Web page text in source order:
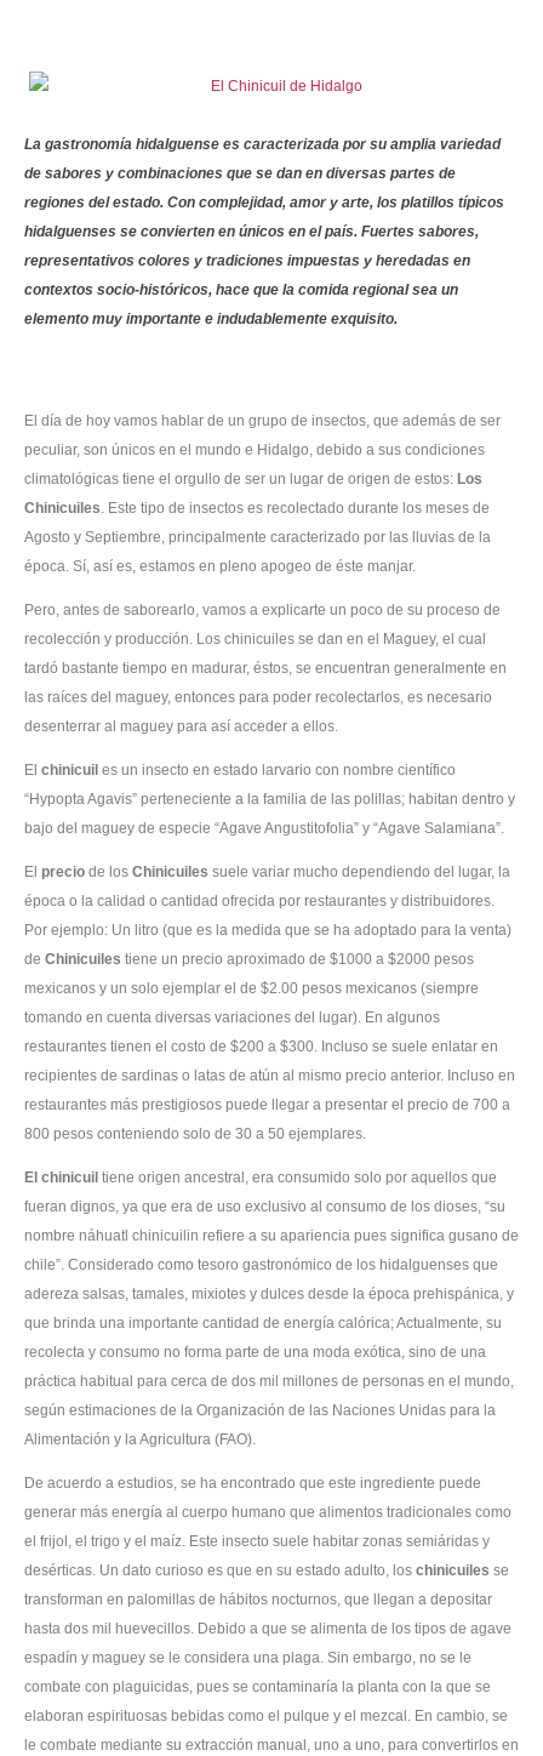
La gastronomía hidalguense es caracterizada por su amplia variedad
de sabores y combinaciones que se dan en diversas partes de
regiones del estado. Con complejidad, amor y arte, los platillos típicos
hidalguenses se convierten en únicos en el país. Fuertes sabores,
representativos colores y tradiciones impuestas y heredadas en
contextos socio-históricos, hace que la comida regional sea un
elemento muy importante e indudablemente exquisito.
El día de hoy vamos hablar de un grupo de insectos, que además de ser
peculiar, son únicos en el mundo e Hidalgo, debido a sus condiciones
climatológicas tiene el orgullo de ser un lugar de origen de estos: Los
Chinicuiles. Este tipo de insectos es recolectado durante los meses de
Agosto y Septiembre, principalmente caracterizado por las lluvias de la
época. Sí, así es, estamos en pleno apogeo de éste manjar.
Pero, antes de saborearlo, vamos a explicarte un poco de su proceso de
recolección y producción. Los chinicuiles se dan en el Maguey, el cual
tardó bastante tiempo en madurar, éstos, se encuentran generalmente en
las raíces del maguey, entonces para poder recolectarlos, es necesario
desenterrar al maguey para así acceder a ellos.
El chinicuil es un insecto en estado larvario con nombre científico
“Hypopta Agavis” perteneciente a la familia de las polillas; habitan dentro y
bajo del maguey de especie “Agave Angustitofolia” y “Agave Salamiana”.
El precio de los Chinicuiles suele variar mucho dependiendo del lugar, la
época o la calidad o cantidad ofrecida por restaurantes y distribuidores.
Por ejemplo: Un litro (que es la medida que se ha adoptado para la venta)
de Chinicuiles tiene un precio aproximado de $1000 a $2000 pesos
mexicanos y un solo ejemplar el de $2.00 pesos mexicanos (siempre
tomando en cuenta diversas variaciones del lugar). En algunos
restaurantes tienen el costo de $200 a $300. Incluso se suele enlatar en
recipientes de sardinas o latas de atún al mismo precio anterior. Incluso en
restaurantes más prestigiosos puede llegar a presentar el precio de 700 a
800 pesos conteniendo solo de 30 a 50 ejemplares.
El chinicuil tiene origen ancestral, era consumido solo por aquellos que
fueran dignos, ya que era de uso exclusivo al consumo de los dioses, “su
nombre náhuatl chinicuilin refiere a su apariencia pues significa gusano de
chile”. Considerado como tesoro gastronómico de los hidalguenses que
adereza salsas, tamales, mixiotes y dulces desde la época prehispánica, y
que brinda una importante cantidad de energía calórica; Actualmente, su
recolecta y consumo no forma parte de una moda exótica, sino de una
práctica habitual para cerca de dos mil millones de personas en el mundo,
según estimaciones de la Organización de las Naciones Unidas para la
Alimentación y la Agricultura (FAO).
De acuerdo a estudios, se ha encontrado que este ingrediente puede
generar más energía al cuerpo humano que alimentos tradicionales como
el frijol, el trigo y el maíz. Este insecto suele habitar zonas semiáridas y
desérticas. Un dato curioso es que en su estado adulto, los chinicuiles se
transforman en palomillas de hábitos nocturnos, que llegan a depositar
hasta dos mil huevecillos. Debido a que se alimenta de los tipos de agave
espadín y maguey se le considera una plaga. Sin embargo, no se le
combate con plaguicidas, pues se contaminaría la planta con la que se
elaboran espirituosas bebidas como el pulque y el mezcal. En cambio, se
le combate mediante su extracción manual, uno a uno, para convertirlos en